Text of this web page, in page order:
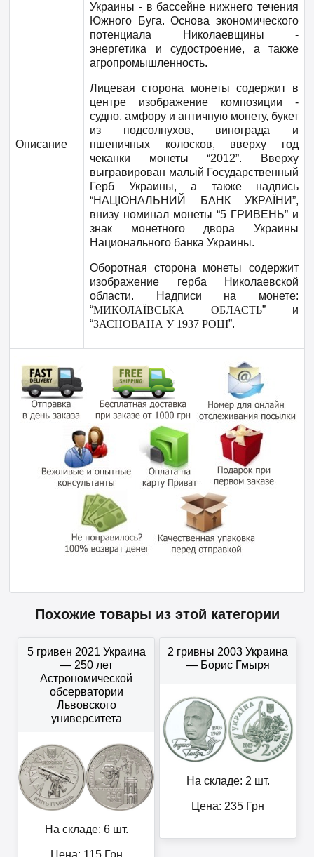
Описание
Украины - в бассейне нижнего течения
Южного Буга. Основа экономического
потенциала Николаевщины -
энергетика и судостроение, а также
агропромышленность.
Лицевая сторона монеты содержит в
центре изображение композиции -
судно, амфору и античную монету, букет
из подсолнухов, винограда и
пшеничных колосков, вверху год
чеканки монеты “2012”. Вверху
выгравирован малый Государственный
Герб Украины, а также надпись
“НАЦІОНАЛЬНИЙ БАНК УКРАЇНИ”,
внизу номинал монеты “5 ГРИВЕНЬ” и
знак монетного двора Украины
Национального банка Украины.
Оборотная сторона монеты содержит
изображение герба Николаевской
области. Надписи на монете:
“МИКОЛАЇВСЬКА ОБЛАСТЬ” и
“ЗАСНОВАНА У 1937 РОЦІ”.
Похожие товары из этой категории
5 гривен 2021 Украина
— 250 лет
Астрономической
обсерватории
Львовского
университета
На складе: 6 шт.
Цена: 115Грн
2 гривны 2003 Украина
— Борис Гмыря
На складе: 2 шт.
Цена: 235 Грн